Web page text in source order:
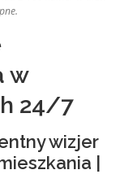
w
24/7
wizjer
|